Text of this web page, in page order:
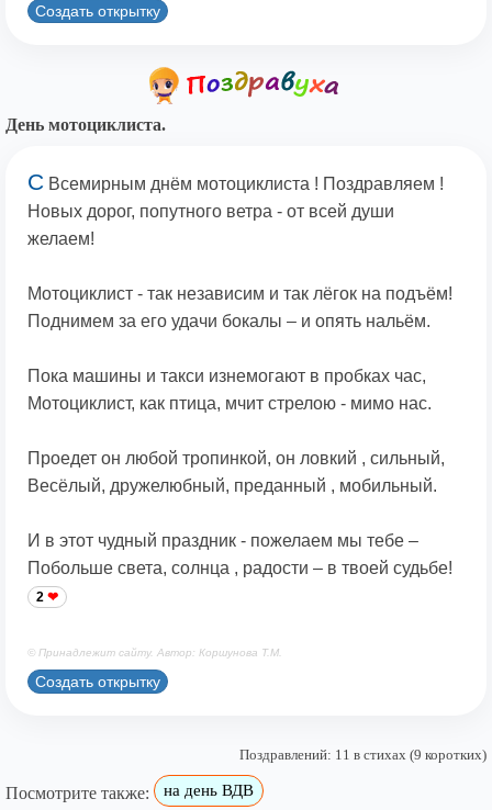
Создать открытку
День мотоциклиста.
С Всемирным днём мотоциклиста ! Поздравляем !
Новых дорог, попутного ветра - от всей души
желаем!
Мотоциклист - так независим и так лёгок на подъём!
Поднимем за его удачи бокалы – и опять нальём.
Пока машины и такси изнемогают в пробках час,
Мотоциклист, как птица, мчит стрелою - мимо нас.
Проедет он любой тропинкой, он ловкий , сильный,
Весёлый, дружелюбный, преданный , мобильный.
И в этот чудный праздник - пожелаем мы тебе –
Побольше света, солнца , радости – в твоей судьбе!
2
© Принадлежит сайту. Автор: Коршунова Т.М.
Создать открытку
Поздравлений: 11 в стихах (9 коротких)
Посмотрите также: на день ВДВ